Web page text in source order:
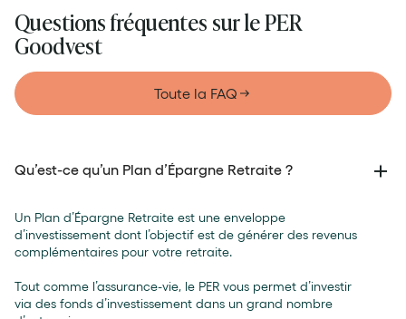
Questions fréquentes sur le PER
Goodvest
Toute la FAQ
Qu’est-ce qu’un Plan d’Épargne Retraite ?
Un Plan d’Épargne Retraite est une enveloppe
d’investissement dont l’objectif est de générer des revenus
complémentaires pour votre retraite.
Tout comme l’assurance-vie, le PER vous permet d’investir
via des fonds d’investissement dans un grand nombre